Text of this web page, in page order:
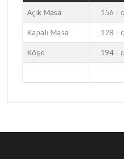
Açık Masa 156 -
Kapalı Masa 128 -
Köşe 194 -